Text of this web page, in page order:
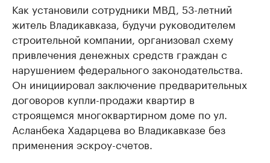
Как установили сотрудники МВД, 53-летний
житель Владикавказа, будучи руководителем
строительной компании, организовал схему
привлечения денежных средств граждан с
нарушением федерального законодательства.
Он инициировал заключение предварительных
договоров купли-продажи квартир в
строящемся многоквартирном доме по ул.
Асланбека Хадарцева во Владикавказе без
применения эскроу-счетов.